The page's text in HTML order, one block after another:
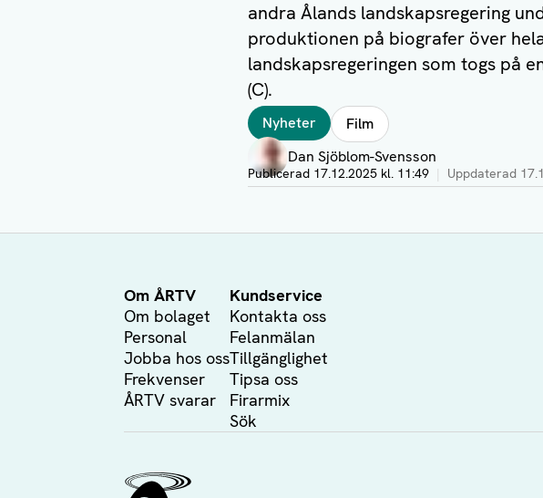
andra Ålands landskapsregering
produktionen på biografer över
landskapsregeringen som togs på
(C).
TaggarNyheter Film
Författare
Dan Sjöblom-Svensson
Visa profil
Publicerad 17.12.2025 kl. 11:49 Uppdaterad
Om ÅRTV
Om bolaget
Personal
Jobba hos oss
Frekvenser
ÅRTV svarar
Kundservice
Kontakta oss
Felanmälan
Tillgänglighet
Tipsa oss
Firarmix
Sök
Ålands Radio & TV